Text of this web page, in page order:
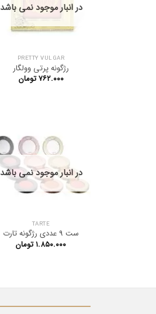
در انبار موجود نمی باشد
PRETTY VULGAR
رژگونه پرتی وولگار
۷۶۲.۰۰۰ تومان
در انبار موجود نمی باشد
TARTE
ست 9 عددی رژگونه تارت
۱.۸۵۰.۰۰۰تومان